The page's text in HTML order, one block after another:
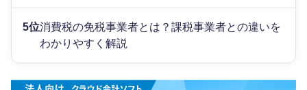
5位消費税の免税事業者とは？課税事業者との違いを
わかりやすく解説